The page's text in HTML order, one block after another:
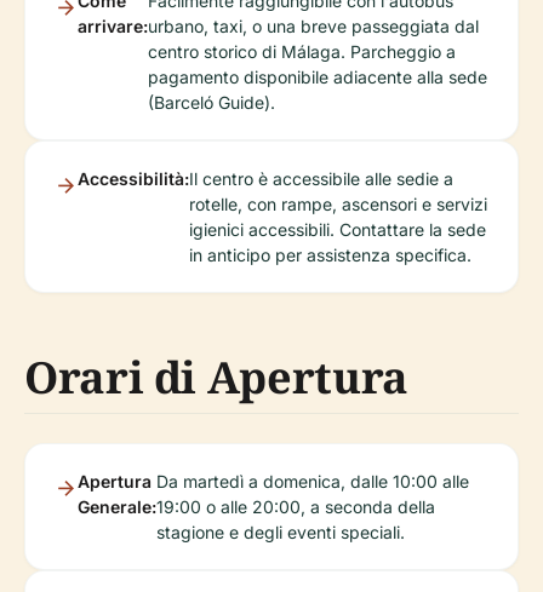
arrivare:urbano, taxi, o una breve passeggiata dal
centro storico di Málaga. Parcheggio a
pagamento disponibile adiacente alla sede
(Barceló Guide).
Accessibilità:Il centro è accessibile alle sedie a
rotelle, con rampe, ascensori e servizi
igienici accessibili. Contattare la sede
in anticipo per assistenza specifica.
Orari di Apertura
Apertura
Generale:
Da martedì a domenica, dalle 10:00 alle
19:00 o alle 20:00, a seconda della
stagione e degli eventi speciali.